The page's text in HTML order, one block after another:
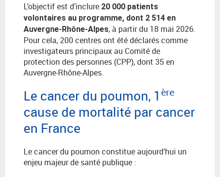
L’objectif est d’inclure 20 000 patients
volontaires au programme, dont 2 514 en
Auvergne-Rhône-Alpes, à partir du 18 mai 2026.
Pour cela, 200 centres ont été déclarés comme
investigateurs principaux au Comité de
protection des personnes (CPP), dont 35 en
Auvergne-Rhône-Alpes.
Le cancer du poumon, 1 ère
cause de mortalité par cancer
en France
Le cancer du poumon constitue aujourd’hui un
enjeu majeur de santé publique :